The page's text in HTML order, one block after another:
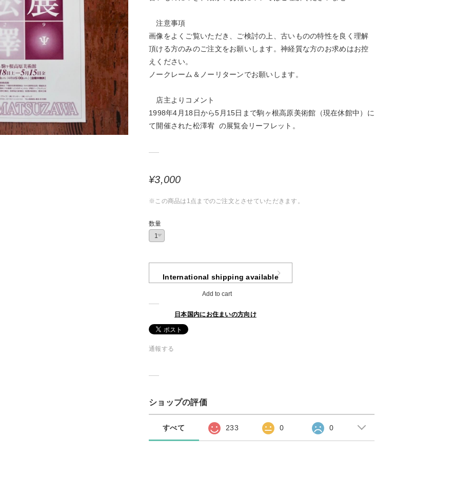
注意事項
画像をよくご覧いただき、ご検討の上、古いものの特性を良く理解
頂ける方のみのご注文をお願いします。神経質な方のお求めはお控
えください。
ノークレーム＆ノーリターンでお願いします。
店主よりコメント
1998年4月18日から5月15日まで駒ヶ根高原美術館（現在休館中）に
て開催された松澤宥 の展覧会リーフレット。
¥3,000
※この商品は1点までのご注文とさせていただきます。
数量
International shipping available
Add to cart
日本国内にお住まいの方向け
通報する
ショップの評価
すべて 233 0 0